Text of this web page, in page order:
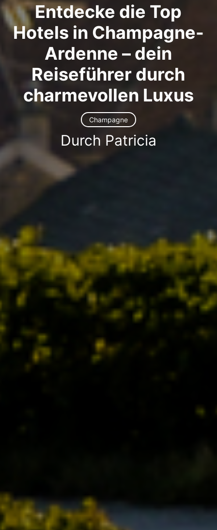
Entdecke die Top
Hotels in Champagne-
Ardenne – dein
Reiseführer durch
charmevollen Luxus
Champagne
Durch Patricia